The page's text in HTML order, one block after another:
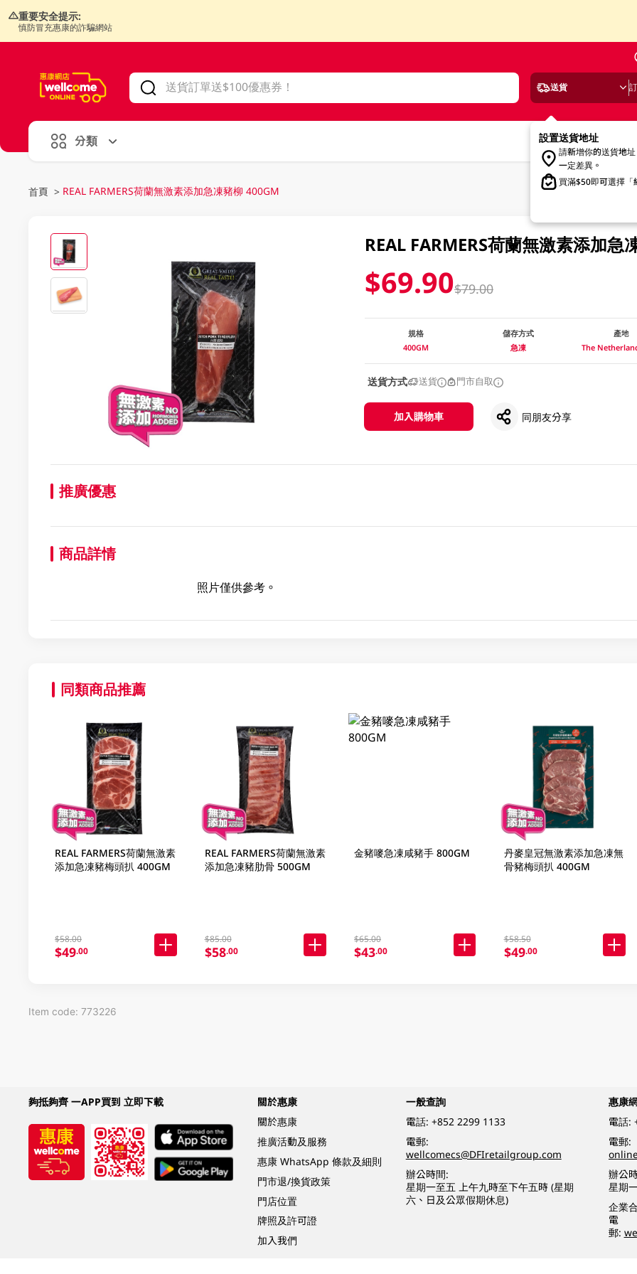
重要安全提示:
慎防冒充惠康的詐騙網站
送貨
設置送貨地址
請新增你的送貨地
一定差異。
買滿$50即可選擇「
分類
首頁 > REAL FARMERS荷蘭無激素添加急凍豬柳 400GM
REAL FARMERS荷蘭無激素添加急
$69.90$79.00
規格
400GM
儲存方式
急凍
產地
The
送貨方式 送貨 門市自取
加入購物車 同朋友分享
推廣優惠
商品詳情
照片僅供參考。
同類商品推薦
REAL FARMERS荷蘭無激素
添加急凍豬梅頭扒 400GM
$58.00
$49.00
REAL FARMERS荷蘭無激素
添加急凍豬肋骨 500GM
$85.00
$58.00
金豬嘜急凍咸豬手 800GM
$65.00
$43.00
丹麥皇冠無激素添加急凍無
骨豬梅頭扒 400GM
$58.50
$49.00
Item code: 773226
夠抵夠齊 一APP買到 立即下載
關於惠康
關於惠康
推廣活動及服務
惠康 WhatsApp 條款及細則
門市退/換貨政策
門店位置
牌照及許可證
加入我們
一般查詢
電話: +852 2299 1133
電郵:
wellcomecs@DFIretailgroup.com
辦公時間:
星期一至五 上午九時至下午五時 (星期
六、日及公眾假期休息)
惠康
電話:
電郵:
辦公
星期
企業
電
郵: